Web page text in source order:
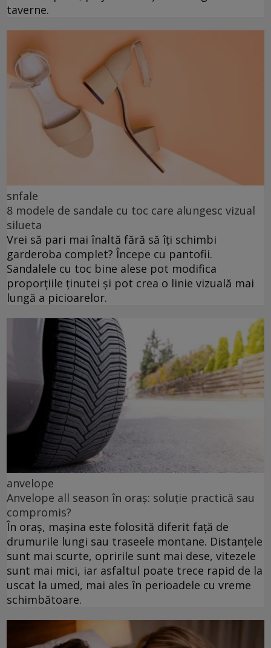
taverne.
snfale
8 modele de sandale cu toc care alungesc vizual
silueta
Vrei să pari mai înaltă fără să îți schimbi
garderoba complet? Începe cu pantofii.
Sandalele cu toc bine alese pot modifica
proporțiile ținutei și pot crea o linie vizuală mai
lungă a picioarelor.
anvelope
Anvelope all season în oraș: soluție practică sau
compromis?
În oraș, mașina este folosită diferit față de
drumurile lungi sau traseele montane. Distanțele
sunt mai scurte, opririle sunt mai dese, vitezele
sunt mai mici, iar asfaltul poate trece rapid de la
uscat la umed, mai ales în perioadele cu vreme
schimbătoare.